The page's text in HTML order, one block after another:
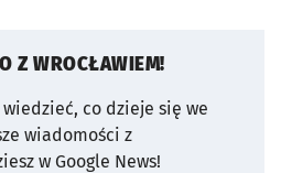
Z WROCŁAWIEM!
co dzieje się we
wiadomości z
w Google News!